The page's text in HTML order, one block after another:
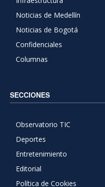
Noticias de Medellín
Noticias de Bogotá
Confidenciales
Columnas
SECCIONES
Observatorio TIC
Deportes
Entretenimiento
Editorial
Política de Cookies